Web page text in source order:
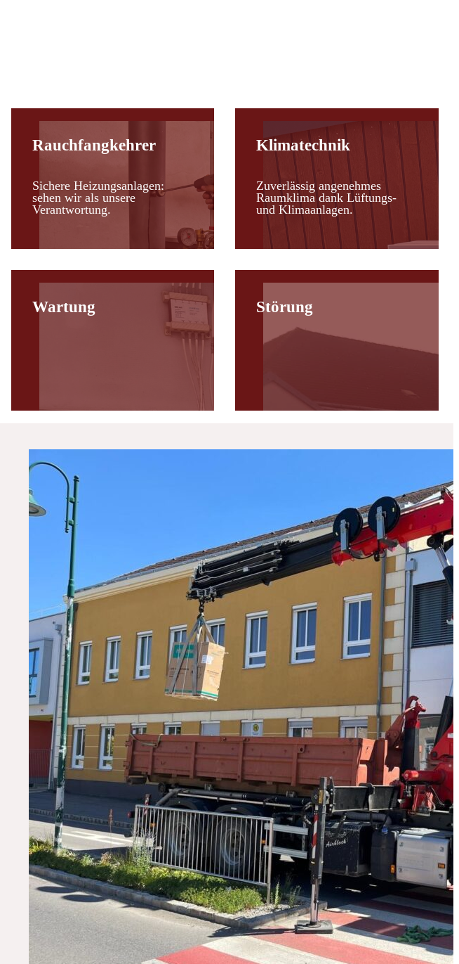
Rauchfangkehrer
Sichere Heizungsanlagen:
sehen wir als unsere
Verantwortung.
Klimatechnik
Zuverlässig angenehmes
Raumklima dank Lüftungs-
und Klimaanlagen.
Wartung Störung